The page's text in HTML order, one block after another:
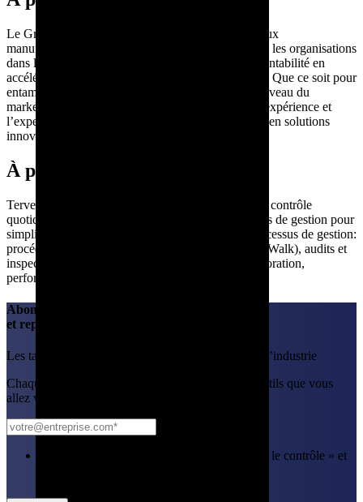
Le Groupe Lakhos est la firme numérique dédiée aux
manufacturiers innovants. L’entreprise accompagne les organisations
dans l’amélioration de leur productivité et de leur rentabilité en
accélérant la numérisation de leur expérience client. Que ce soit pour
entamer ou poursuivre la transition numérique au niveau du
marketing, des ventes et du service à la clientèle, l’expérience et
l’expertise de l’équipe sauront transformer les défis en solutions
innovantes et adaptées aux objectifs.
À propos de Tervene
Tervene est la plateforme connectée qui supporte le contrôle
quotidien des opérations. Tervene outille les équipes de gestion pour
simplifier le travail quotidien et standardiser les processus de gestion:
procédures digitales, tournées de plancher (Gemba Walk), audits et
inspections, réunions opérationnelles, tâches, amélioration,
performance de gestion.
Abonnez-vous à notre infolettre
et reprenez le contrôle
Les tactiques utilisées par plus de 1 000 leaders de l’industrie
Chaque mois : des nouvelles de l'industrie et des outils que vous
allez vraiment utiliser.
Oui, envoyez-moi l'infolettre « Reprendre le contrôle » et